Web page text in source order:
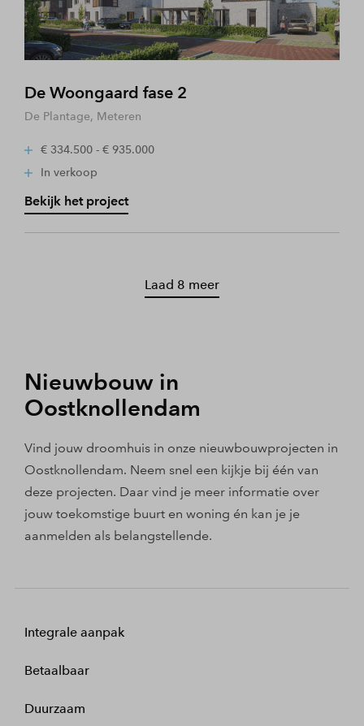
De Woongaard fase 2
De Plantage, Meteren
€ 334.500 - € 935.000
In verkoop
Bekijk het project
Laad 8 meer
Nieuwbouw in
Oostknollendam
Vind jouw droomhuis in onze nieuwbouwprojecten in
Oostknollendam. Neem snel een kijkje bij één van
deze projecten. Daar vind je meer informatie over
jouw toekomstige buurt en woning én kan je je
aanmelden als belangstellende.
Integrale aanpak
Betaalbaar
Duurzaam